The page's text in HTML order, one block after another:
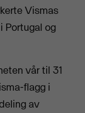
Vismas
Portugal og
vår til 31
flagg i
av